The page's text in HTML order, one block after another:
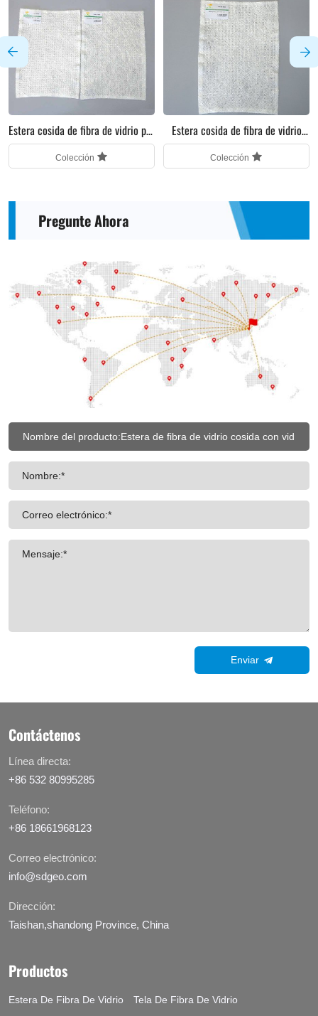
Estera cosida de fibra de vidrio por
pultrusión
Colección
Estera cosida de fibra de vidrio
con bobinado por pultrusión
Colección
Pregunte Ahora
Nombre:*
Correo electrónico:*
Mensaje:*
Enviar
Contáctenos
Línea directa:
+86 532 80995285
Teléfono:
+86 18661968123
Correo electrónico:
info@sdgeo.com
Dirección:
Taishan,shandong Province, China
Productos
Estera De Fibra De Vidrio
Tela De Fibra De Vidrio